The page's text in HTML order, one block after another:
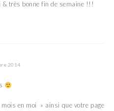
& très bonne fin de semaine !!!
2014
en moi » ainsi que votre page